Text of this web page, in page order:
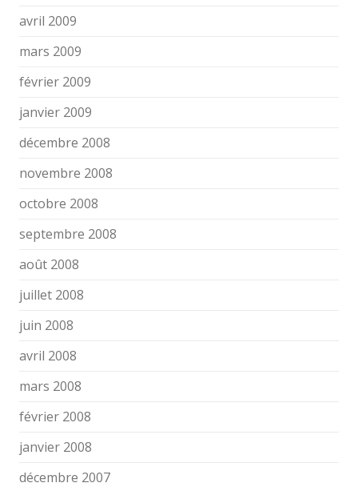
avril 2009
mars 2009
février 2009
janvier 2009
décembre 2008
novembre 2008
octobre 2008
septembre 2008
août 2008
juillet 2008
juin 2008
avril 2008
mars 2008
février 2008
janvier 2008
décembre 2007